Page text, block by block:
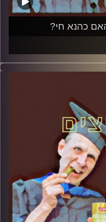
כהנא חי?
גלעד הירשברגר